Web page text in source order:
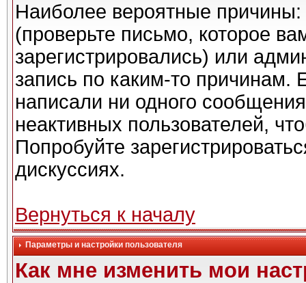
Наиболее вероятные
(проверьте письмо, которое
зарегистрировались) или
запись по каким-то причинам.
написали ни одного
неактивных пользователей,
Попробуйте
дискуссиях.
Вернуться к началу
Параметры и настройки пользователя
Как мне изменить мои